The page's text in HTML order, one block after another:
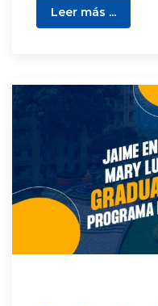
Leer más ...